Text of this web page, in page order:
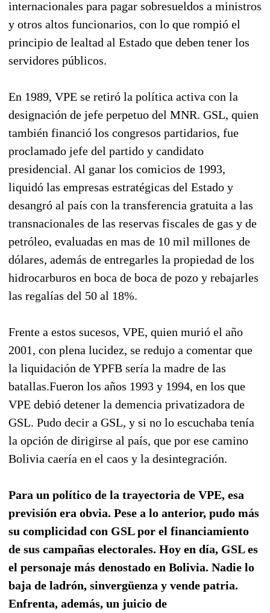
internacionales para pagar sobresueldos a ministros
y otros altos funcionarios, con lo que rompió el
principio de lealtad al Estado que deben tener los
servidores públicos.
En 1989, VPE se retiró la política activa con la
designación de jefe perpetuo del MNR. GSL, quien
también financió los congresos partidarios, fue
proclamado jefe del partido y candidato
presidencial. Al ganar los comicios de 1993,
liquidó las empresas estratégicas del Estado y
desangró al país con la transferencia gratuita a las
transnacionales de las reservas fiscales de gas y de
petróleo, evaluadas en mas de 10 mil millones de
dólares, además de entregarles la propiedad de los
hidrocarburos en boca de boca de pozo y rebajarles
las regalías del 50 al 18%.
Frente a estos sucesos, VPE, quien murió el año
2001, con plena lucidez, se redujo a comentar que
la liquidación de YPFB sería la madre de las
batallas.Fueron los años 1993 y 1994, en los que
VPE debió detener la demencia privatizadora de
GSL. Pudo decir a GSL, y si no lo escuchaba tenía
la opción de dirigirse al país, que por ese camino
Bolivia caería en el caos y la desintegración.
Para un político de la trayectoria de VPE, esa
previsión era obvia. Pese a lo anterior, pudo más
su complicidad con GSL por el financiamiento
de sus campañas electorales. Hoy en día, GSL es
el personaje más denostado en Bolivia. Nadie lo
baja de ladrón, sinvergüenza y vende patria.
Enfrenta, además, un juicio de